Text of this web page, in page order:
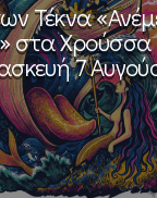
Τέκνα
στα Χρούσσα
7